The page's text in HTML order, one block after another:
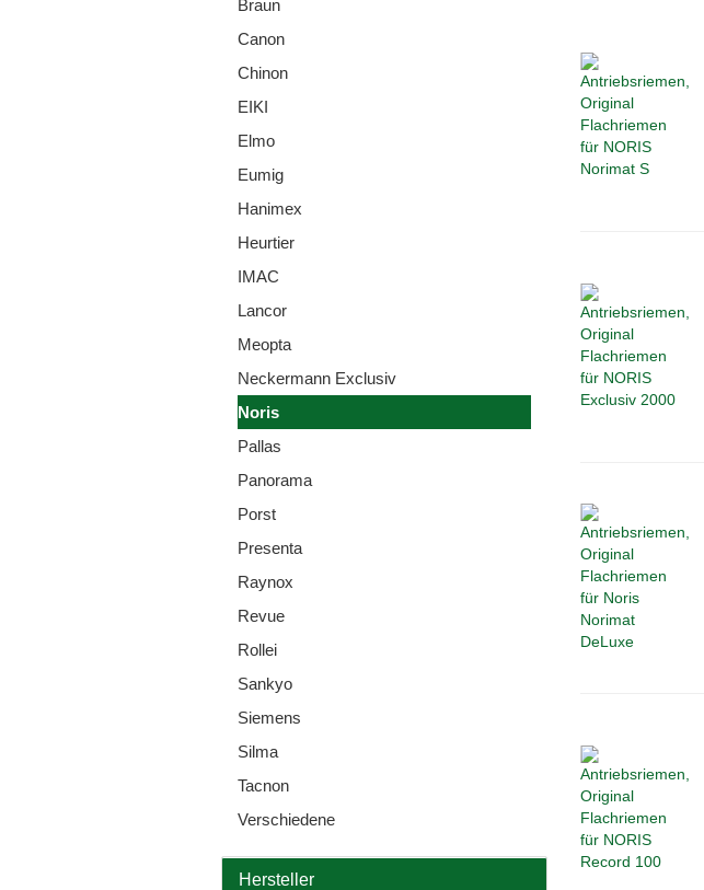
Braun
Canon
Chinon
EIKI
Elmo
Eumig
Hanimex
Heurtier
IMAC
Lancor
Meopta
Neckermann Exclusiv
Noris
Pallas
Panorama
Porst
Presenta
Raynox
Revue
Rollei
Sankyo
Siemens
Silma
Tacnon
Verschiedene
Hersteller